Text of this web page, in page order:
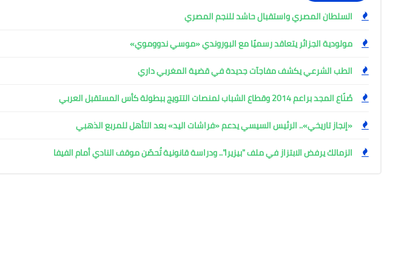
السلطان المصري واستقبال حاشد للنجم المصري
مولودية الجزائر يتعاقد رسميًا مع البوروندي «موسي ندووموي»
الطب الشرعي يكشف مفاجآت جديدة في قضية المغربي داري
صُنّاع المجد براعم 2014 وقطاع الشباب لمنصات التتويج ببطولة كأس المستقبل العربي
«إنجاز تاريخي».. الرئيس السيسي يدعم «فراشات اليد» بعد التأهل للمربع الذهبي
الزمالك يرفض الابتزاز في ملف "بيزيرا".. ودراسة قانونية تُحصّن موقف النادي أمام الفيفا